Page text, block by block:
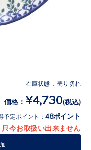
在庫状態 : 売り切れ
価格： ¥4,730(税込)
予定ポイント： 48ポイント
只今お取扱い出来ません